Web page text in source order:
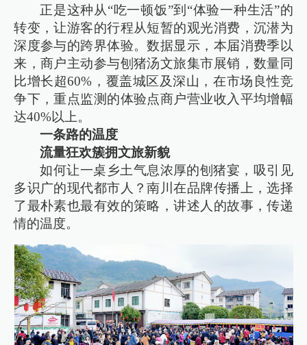
正是这种从“吃一顿饭”到“体验一种生活”的
转变，让游客的行程从短暂的观光消费，沉潜为
深度参与的跨界体验。数据显示，本届消费季以
来，商户主动参与刨猪汤文旅集市展销，数量同
比增长超60%，覆盖城区及深山，在市场良性竞
争下，重点监测的体验点商户营业收入平均增幅
达40%以上。
一条路的温度
流量狂欢簇拥文旅新貌
如何让一桌乡土气息浓厚的刨猪宴，吸引见
多识广的现代都市人？南川在品牌传播上，选择
了最朴素也最有效的策略，讲述人的故事，传递
情的温度。